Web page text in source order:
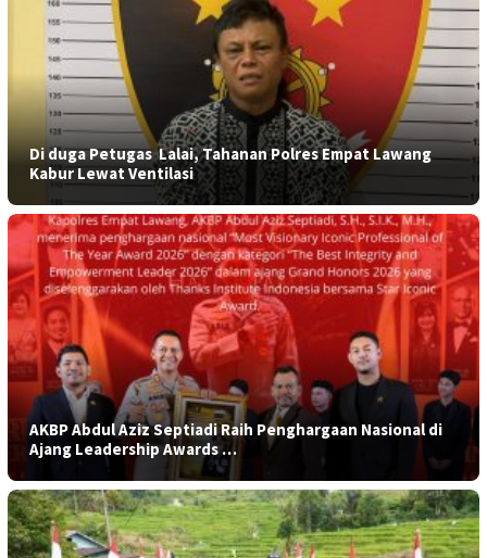
​Di duga Petugas Lalai, Tahanan Polres Empat Lawang
Kabur Lewat Ventilasi
AKBP Abdul Aziz Septiadi Raih Penghargaan Nasional di
Ajang Leadership Awards …